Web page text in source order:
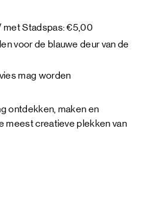
met Stadspas: €5,00
voor de blauwe deur van de
mag worden
ontdekken, maken en
meest creatieve plekken van